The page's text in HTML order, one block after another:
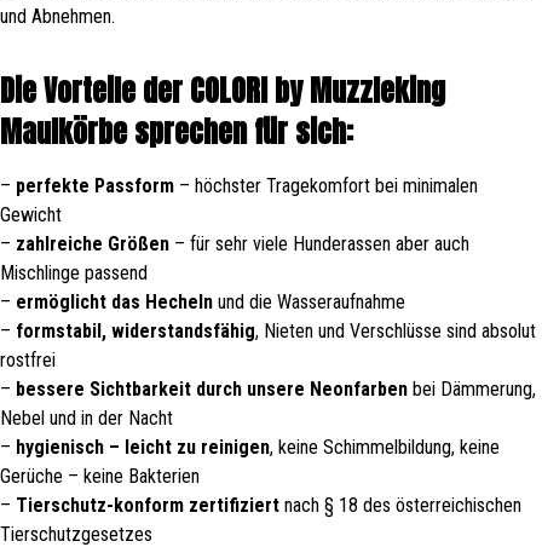
und Abnehmen.
Die Vorteile der COLORI by Muzzleking
Maulkörbe sprechen für sich:
– perfekte Passform – höchster Tragekomfort bei minimalen
Gewicht
– zahlreiche Größen – für sehr viele Hunderassen aber auch
Mischlinge passend
– ermöglicht das Hecheln und die Wasseraufnahme
– formstabil, widerstandsfähig, Nieten und Verschlüsse sind absolut
rostfrei
– bessere Sichtbarkeit durch unsere Neonfarben bei Dämmerung,
Nebel und in der Nacht
– hygienisch – leicht zu reinigen, keine Schimmelbildung, keine
Gerüche – keine Bakterien
– Tierschutz-konform zertifiziert nach § 18 des österreichischen
Tierschutzgesetzes